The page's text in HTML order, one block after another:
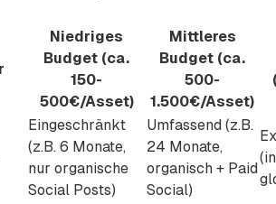
Niedriges
Budget (ca.
150-
500€/Asset)
Mittleres
Budget (ca.
500-
1.500€/Asset)
Eingeschränkt
(z.B. 6 Monate,
nur organische
Social Posts)
Umfassend (z.B.
24 Monate,
organisch + Paid
Social)